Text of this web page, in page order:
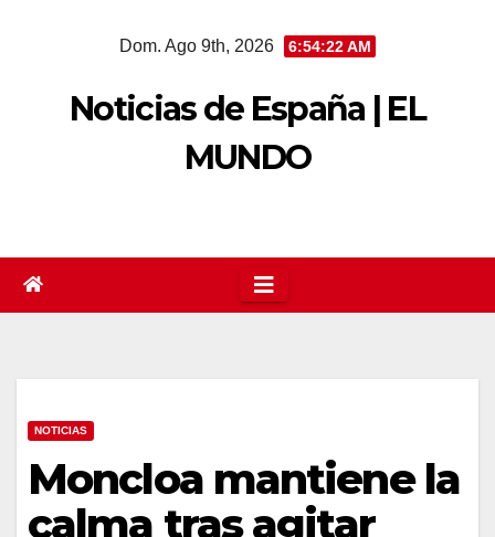
Dom. Ago 9th, 2026 6:54:22 AM
Noticias de España | EL
MUNDO
NOTICIAS
Moncloa mantiene la
calma tras agitar